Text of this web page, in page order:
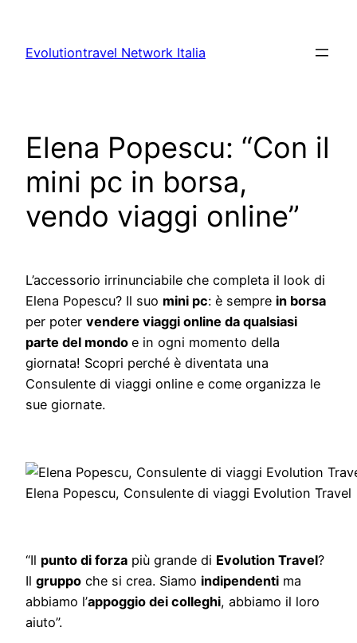
contenuto
Evolutiontravel Network Italia
Elena Popescu: “Con il
mini pc in borsa,
vendo viaggi online”
L’accessorio irrinunciabile che completa il look di
Elena Popescu? Il suo mini pc: è sempre in borsa
per poter vendere viaggi online da qualsiasi
parte del mondo e in ogni momento della
giornata! Scopri perché è diventata una
Consulente di viaggi online e come organizza le
sue giornate.
Elena Popescu, Consulente di viaggi Evolution Travel
“Il punto di forza più grande di Evolution Travel?
Il gruppo che si crea. Siamo indipendenti ma
abbiamo l’appoggio dei colleghi, abbiamo il loro
aiuto”.